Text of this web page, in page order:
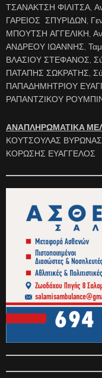
ΤΣΑΝΑΚΤΣΗ ΦΙΛΙΤΣΑ,
ΓΑΡΕΙΟΣ ΣΠΥΡΙΔΩΝ,
ΜΠΟΥΤΣΗ ΑΓΓΕΛΙΚΗ,
ΑΝΔΡΕΟΥ ΙΩΑΝΝΗΣ,
ΒΛΑΣΙΟΥ ΣΤΕΦΑΝΟΣ,
ΠΑΤΑΠΗΣ ΣΩΚΡΑΤΗΣ,
ΠΑΠΑΔΗΜΗΤΡΙΟΥ
ΡΑΠΑΝΤΖΙΚΟΥ
ΑΝΑΠΛΗΡΩΜΑΤΙΚΑ
ΚΟΥΤΣΟΥΛΑΣ ΒΥΡΩΝΑΣ
ΚΟΡΩΣΗΣ ΕΥΑΓΓΕΛΟΣ